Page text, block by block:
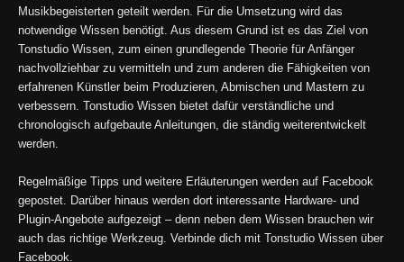
Musikbegeisterten geteilt werden. Für die Umsetzung wird das
notwendige Wissen benötigt. Aus diesem Grund ist es das Ziel von
Tonstudio Wissen, zum einen grundlegende Theorie für Anfänger
nachvollziehbar zu vermitteln und zum anderen die Fähigkeiten von
erfahrenen Künstler beim Produzieren, Abmischen und Mastern zu
verbessern. Tonstudio Wissen bietet dafür verständliche und
chronologisch aufgebaute Anleitungen, die ständig weiterentwickelt
werden.
Regelmäßige Tipps und weitere Erläuterungen werden auf Facebook
gepostet. Darüber hinaus werden dort interessante Hardware- und
Plugin-Angebote aufgezeigt – denn neben dem Wissen brauchen wir
auch das richtige Werkzeug. Verbinde dich mit Tonstudio Wissen über
Facebook.